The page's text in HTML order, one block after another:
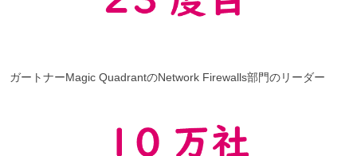
ガートナーMagic QuadrantのNetwork Firewalls部門のリーダー